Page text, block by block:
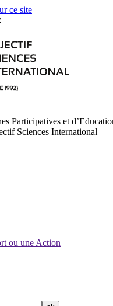
ce site
Participatives et
Sciences International
ou une Action